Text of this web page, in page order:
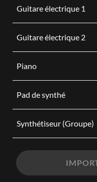
Guitare électrique 1
Guitare électrique 2
Piano
Pad de synthé
Synthétiseur (Groupe)